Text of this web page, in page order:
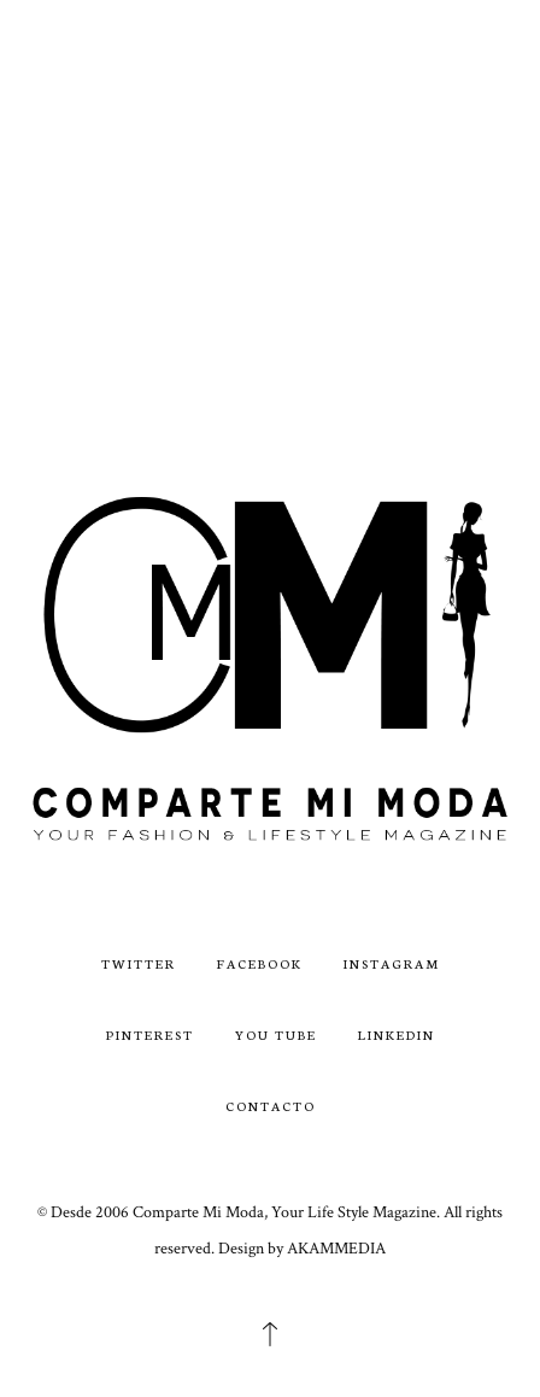
TWITTER FACEBOOK INSTAGRAM
PINTEREST YOU TUBE LINKEDIN
CONTACTO
© Desde 2006 Comparte Mi Moda, Your Life Style Magazine. All rights
reserved. Design by AKAMMEDIA